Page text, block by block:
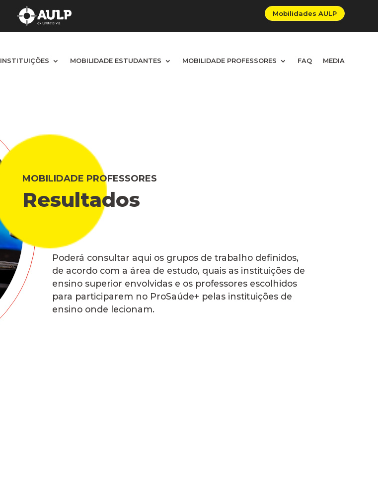
Mobilidades AULP
INSTITUIÇÕES MOBILIDADE ESTUDANTES MOBILIDADE PROFESSORES FAQ MEDIA
INSTITUIÇÕES MOBILIDADE ESTUDANTES MOBILIDADE PROFESSORES FAQ MEDIA
MOBILIDADE PROFESSORES
Resultados
Poderá consultar aqui os grupos de trabalho definidos,
de acordo com a área de estudo, quais as instituições de
ensino superior envolvidas e os professores escolhidos
para participarem no ProSaúde+ pelas instituições de
ensino onde lecionam.